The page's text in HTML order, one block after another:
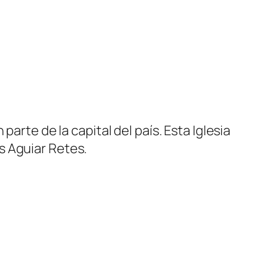
de la capital del país. Esta Iglesia
Aguiar Retes.